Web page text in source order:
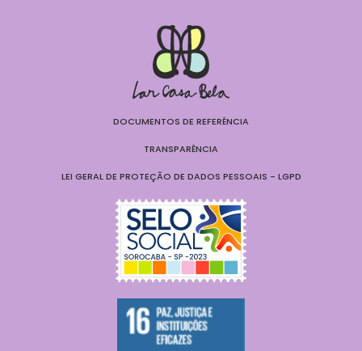
DOCUMENTOS DE REFERÊNCIA
TRANSPARÊNCIA
LEI GERAL DE PROTEÇÃO DE DADOS PESSOAIS - LGPD